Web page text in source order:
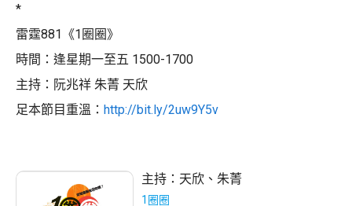
*
雷霆881《1圈圈》
時間：逢星期一至五 1500-1700
主持：阮兆祥 朱菁 天欣
足本節目重溫： http://bit.ly/2uw9Y5v
主持： 天欣 、 朱菁
1圈圈